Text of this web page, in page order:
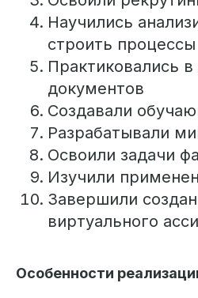
Научились
строить процессы
Практиковались
документов
Создавали
Разрабатывали
Освоили задачи
Изучили
Завершили
виртуального
Особенности